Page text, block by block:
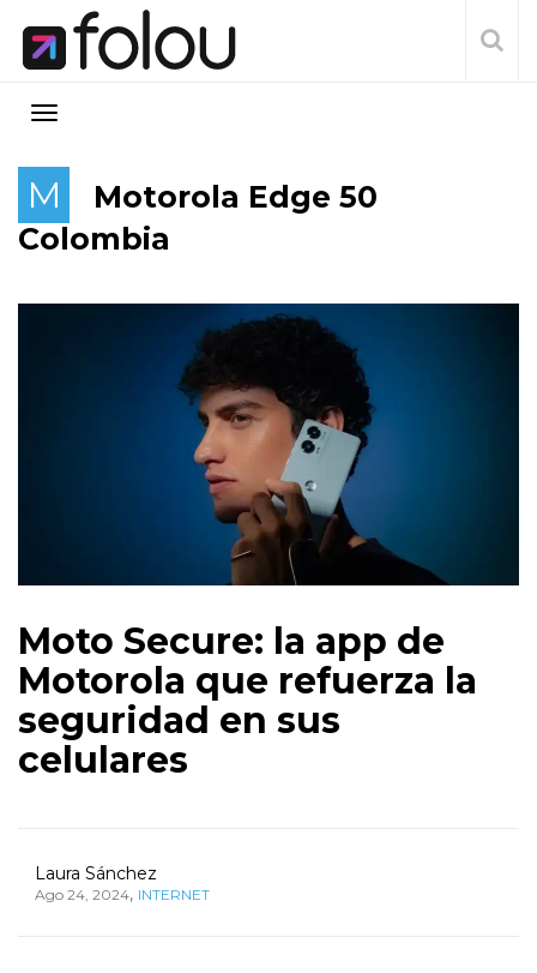
M
Motorola Edge 50
Colombia
Moto Secure: la app de
Motorola que refuerza la
seguridad en sus
celulares
Laura Sánchez
Ago 24, 2024, INTERNET